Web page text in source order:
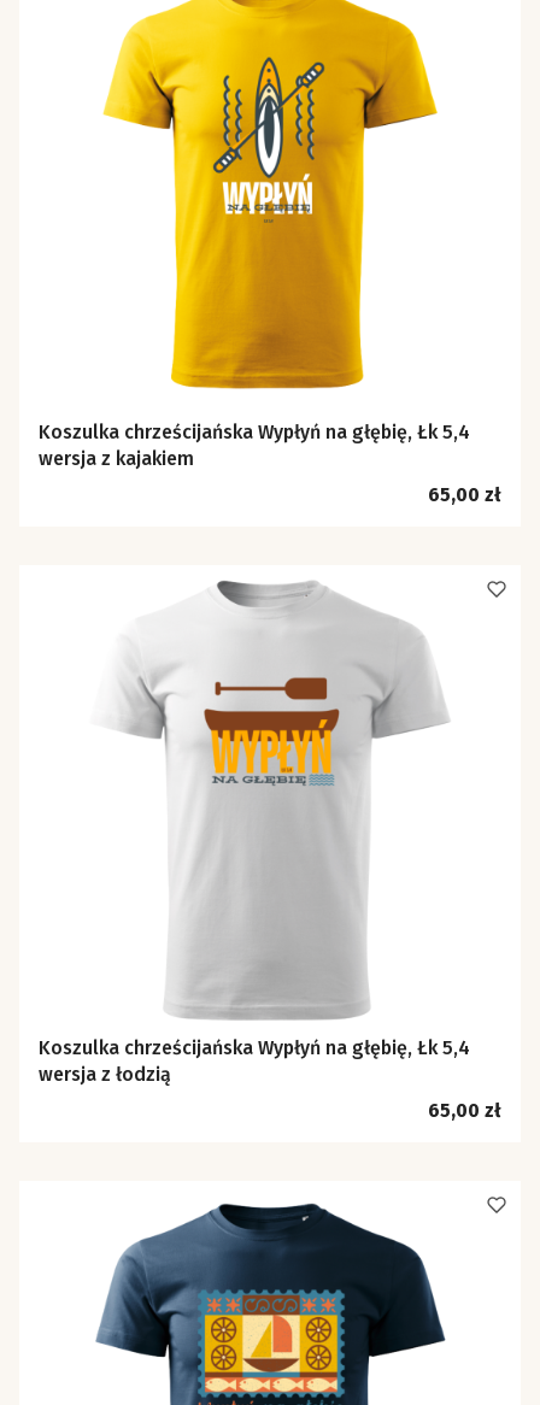
Koszulka chrześcijańska Wypłyń na głębię, Łk 5,4
wersja z kajakiem
Cena
65,00 zł
Koszulka chrześcijańska Wypłyń na głębię, Łk 5,4
wersja z łodzią
Cena
65,00 zł